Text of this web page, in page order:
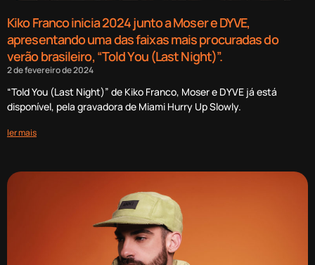
Kiko Franco inicia 2024 junto a Moser e DYVE,
apresentando uma das faixas mais procuradas do
verão brasileiro, “Told You (Last Night)”.
2 de fevereiro de 2024
“Told You (Last Night)” de Kiko Franco, Moser e DYVE já está
disponível, pela gravadora de Miami Hurry Up Slowly.
ler mais